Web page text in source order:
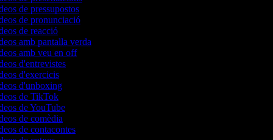
de pressupostos
de pronunciació
de reacció
amb pantalla verda
amb veu en off
d'entrevistes
d'exercicis
d'unboxing
de TikTok
de YouTube
de comèdia
de contacontes